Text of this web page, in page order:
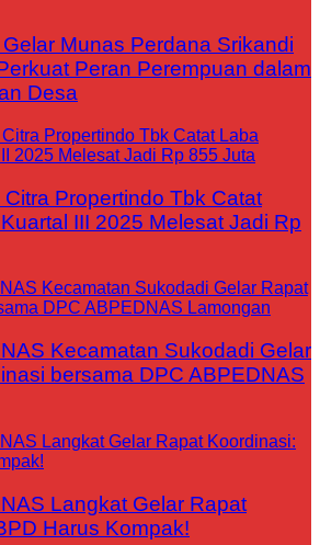
Munas Perdana Srikandi
Peran Perempuan dalam
Desa
Propertindo Tbk Catat
III 2025 Melesat Jadi Rp
Kecamatan Sukodadi Gelar
bersama DPC ABPEDNAS
Langkat Gelar Rapat
Harus Kompak!